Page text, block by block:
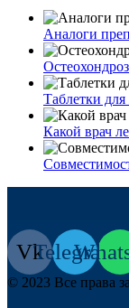
Аналоги
Таблетки для
Какой врач
VkTelegram
© 2023 Все права